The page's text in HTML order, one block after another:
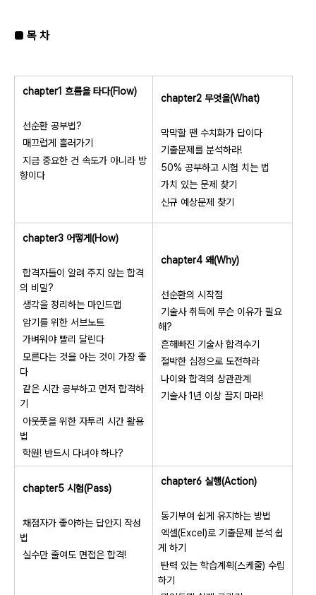
■ 목 차
chapter1 흐름을 타다(Flow)
선순환 공부법?
매끄럽게 흘러가기
지금 중요한 건 속도가 아니라 방
향이다
chapter2 무엇을(What)
막막할 땐 수치화가 답이다
기출문제를 분석하라!
50% 공부하고 시험 치는 법
가치 있는 문제 찾기
신규 예상문제 찾기
chapter3 어떻게(How)
합격자들이 알려 주지 않는 합격
의 비밀?
생각을 정리하는 마인드맵
암기를 위한 서브노트
가벼워야 빨리 달린다
모른다는 것을 아는 것이 가장 좋
다
같은 시간 공부하고 먼저 합격하
기
아웃풋을 위한 자투리 시간 활용
법
학원! 반드시 다녀야 하나?
chapter4 왜(Why)
선순환의 시작점
기술사 취득에 무슨 이유가 필요
해?
흔해빠진 기술사 합격수기
절박한 심정으로 도전하라
나이와 합격의 상관관계
기술사 1년 이상 끌지 마라!
chapter5 시험(Pass)
채점자가 좋아하는 답안지 작성
법
실수만 줄여도 면접은 합격!
chapter6 실행(Action)
동기부여 쉽게 유지하는 방법
엑셀(Excel)로 기출문제 분석 쉽
게 하기
탄력 있는 학습계획(스케줄) 수립
하기